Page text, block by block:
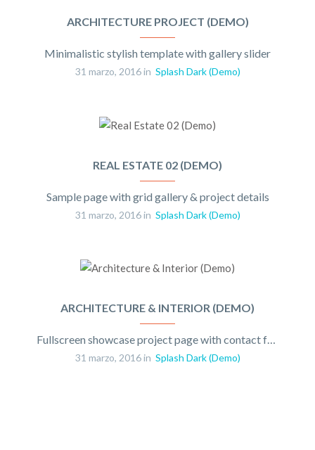
ARCHITECTURE PROJECT (DEMO)
Minimalistic stylish template with gallery slider
31 marzo, 2016 in Splash Dark (Demo)
REAL ESTATE 02 (DEMO)
Sample page with grid gallery & project details
31 marzo, 2016 in Splash Dark (Demo)
ARCHITECTURE & INTERIOR (DEMO)
Fullscreen showcase project page with contact form
31 marzo, 2016 in Splash Dark (Demo)